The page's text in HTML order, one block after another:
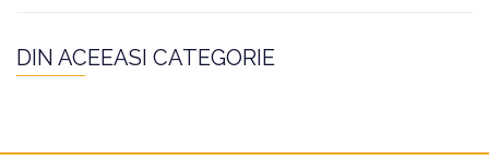
DIN ACEEASI CATEGORIE